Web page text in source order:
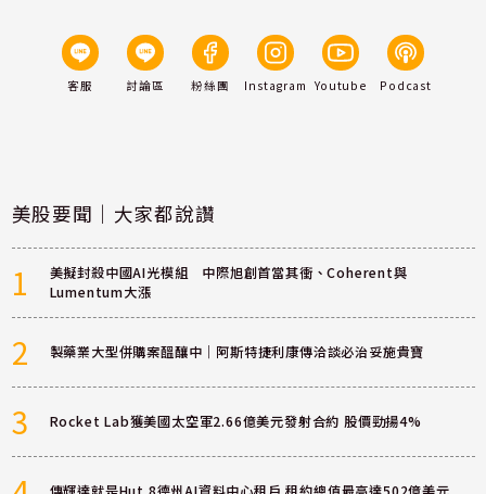
客服 討論區 粉絲團 Instagram Youtube Podcast
美股要聞｜大家都說讚
1
美擬封殺中國AI光模組 中際旭創首當其衝、Coherent與
Lumentum大漲
2 製藥業大型併購案醞釀中｜阿斯特捷利康傳洽談必治妥施貴寶
3 Rocket Lab獲美國太空軍2.66億美元發射合約 股價勁揚4%